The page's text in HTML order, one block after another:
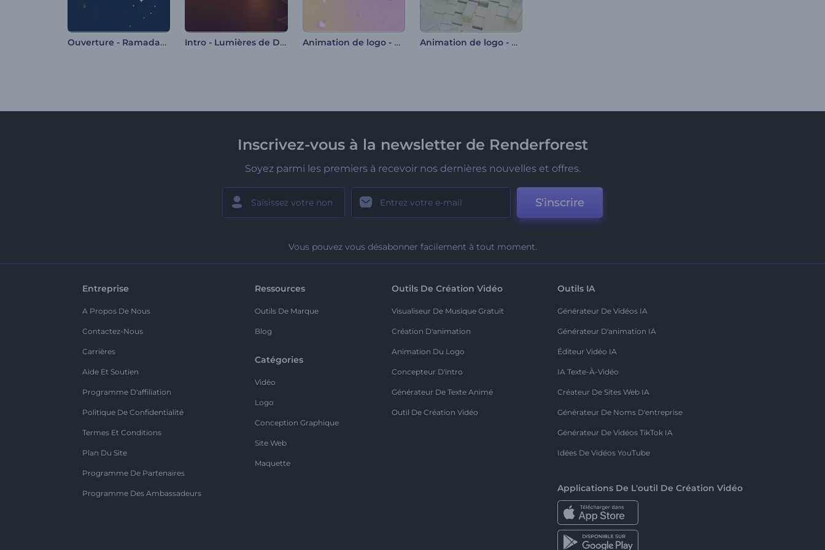
Ouverture - Ramadan Mubarak Intro - Lumières de Diwali Animation de logo - Formes en apesanteur Animation de logo - Cubes fragmentés
Inscrivez-vous à la newsletter de Renderforest
Soyez parmi les premiers à recevoir nos dernières nouvelles et offres.
S'inscrire
Vous pouvez vous désabonner facilement à tout moment.
Entreprise
A Propos De Nous
Contactez-Nous
Carrières
Aide Et Soutien
Programme D'affiliation
Politique De Confidentialité
Termes Et Conditions
Plan Du Site
Programme De Partenaires
Programme Des Ambassadeurs
Ressources
Outils De Marque
Blog
Catégories
Vidéo
Logo
Conception Graphique
Site Web
Maquette
Outils De Création Vidéo
Visualiseur De Musique Gratuit
Création D'animation
Animation Du Logo
Concepteur D'intro
Générateur De Texte Animé
Outil De Création Vidéo
Outils IA
Générateur De Vidéos IA
Générateur D'animation IA
Éditeur Vidéo IA
IA Texte-À-Vidéo
Créateur De Sites Web IA
Générateur De Noms D'entreprise
Générateur De Vidéos TikTok IA
Idées De Vidéos YouTube
Applications De L'outil De Création Vidéo